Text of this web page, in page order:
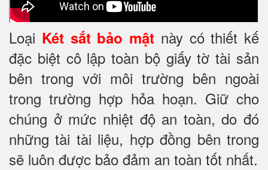
Loại Két sắt bảo mật này có thiết kế
đặc biệt cô lập toàn bộ giấy tờ tài sản
bên trong với môi trường bên ngoài
trong trường hợp hỏa hoạn. Giữ cho
chúng ở mức nhiệt độ an toàn, do đó
những tài tài liệu, hợp đồng bên trong
sẽ luôn được bảo đảm an toàn tốt nhất.